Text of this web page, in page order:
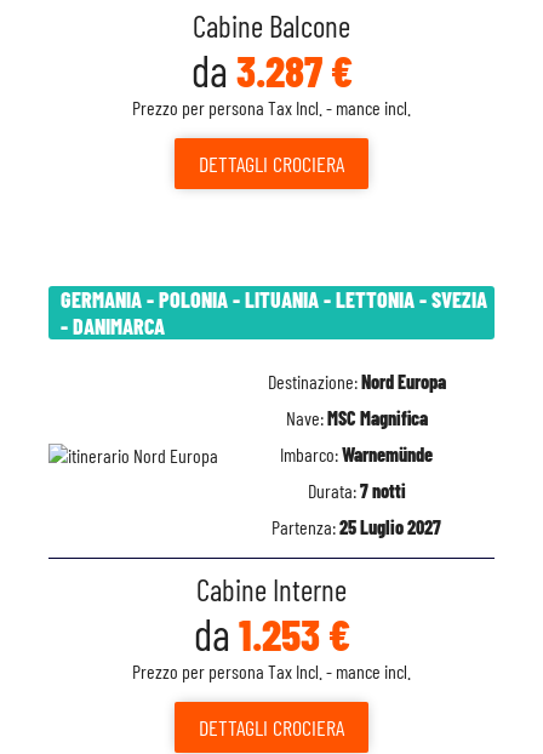
Cabine Balcone
da 3.287 €
Prezzo per persona Tax Incl. - mance incl.
DETTAGLI CROCIERA
GERMANIA - POLONIA - LITUANIA - LETTONIA - SVEZIA
- DANIMARCA
Destinazione:Nord Europa
Nave:MSC Magnifica
Imbarco:Warnemünde
Durata:7 notti
Partenza:25 Luglio 2027
Cabine Interne
da 1.253 €
Prezzo per persona Tax Incl. - mance incl.
DETTAGLI CROCIERA